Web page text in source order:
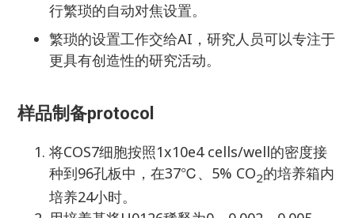
行繁琐的自动对焦设置。
繁琐的设置工作交给AI，研究人员可以专注于
更具有创造性的研究活动。
样品制备protocol
将COS7细胞按照1x10e4 cells/well的密度接
种到96孔板中，在37℃、5% CO2的培养箱内
培养24小时。